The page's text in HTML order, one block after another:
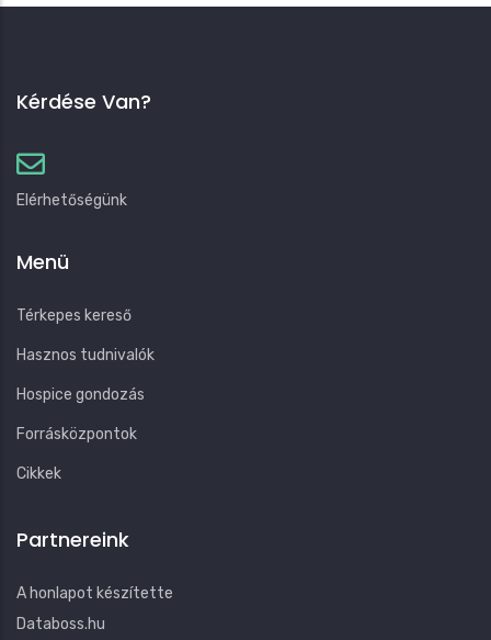
Kérdése Van?
Elérhetőségünk
Menü
Térkepes kereső
Hasznos tudnivalók
Hospice gondozás
Forrásközpontok
Cikkek
Partnereink
A honlapot készítette
Databoss.hu